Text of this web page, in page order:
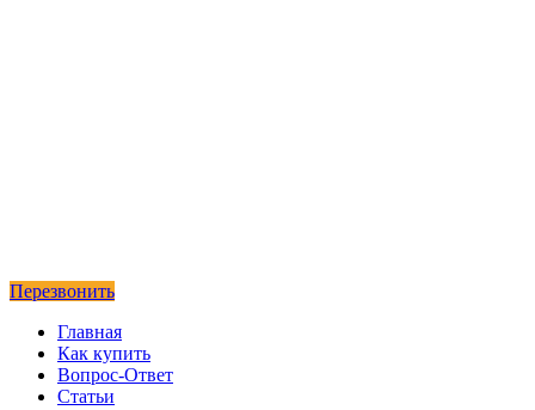
Перезвонить
Главная
Как купить
Вопрос-Ответ
Статьи